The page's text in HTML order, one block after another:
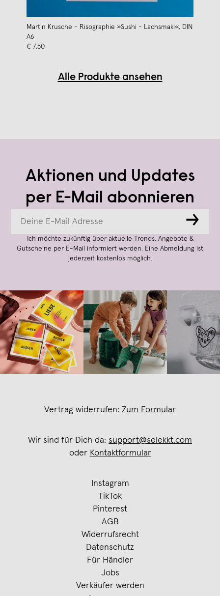
Martin Krusche - Risographie »Sushi - Lachsmaki«, DIN
A6
€ 7,50
Alle Produkte ansehen
Aktionen und Updates
per E-Mail abonnieren
→
Ich möchte zukünftig über aktuelle Trends, Angebote &
Gutscheine per E-Mail informiert werden. Eine Abmeldung ist
jederzeit kostenlos möglich.
Vertrag widerrufen: Zum Formular
Wir sind für Dich da: support@selekkt.com
oder Kontaktformular
Instagram
TikTok
Pinterest
AGB
Widerrufsrecht
Datenschutz
Für Händler
Jobs
Verkäufer werden